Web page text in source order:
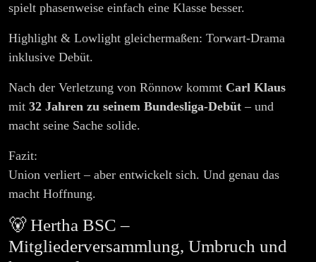
spielt phasenweise einfach eine Klasse besser.
Highlight & Lowlight gleichermaßen: Torwart-Drama
inklusive Debüt.
Nach der Verletzung von Rönnow kommt Carl Klaus
mit 32 Jahren zu seinem Bundesliga-Debüt – und
macht seine Sache solide.
Fazit:
Union verliert – aber entwickelt sich. Und genau das
macht Hoffnung.
🐻 Hertha BSC –
Mitgliederversammlung, Umbruch und